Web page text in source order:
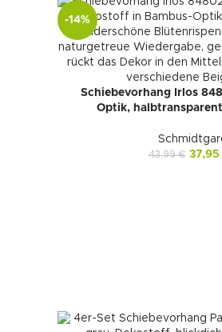
-14%
Schiebevorhang Irlos
Optik,
43,99€ 37,95